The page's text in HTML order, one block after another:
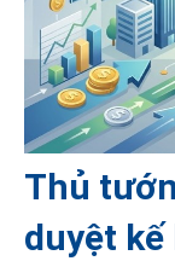
Thủ
duyệt kế